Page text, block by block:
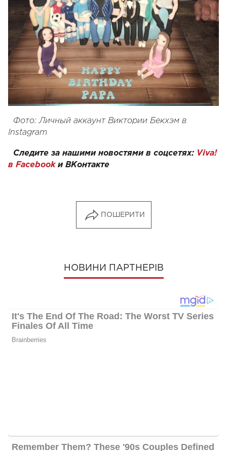
Фото: Личный аккаунт Виктории Бекхэм в
Instagram
Следите за нашими новостями в соцсетях: Viva!
в Facebookи ВКонтакте
ПОШЕРИТИ
НОВИНИ ПАРТНЕРІВ